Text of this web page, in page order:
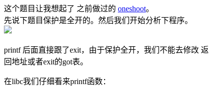
这个题目让我想起了 之前做过的 oneshoot。
先说下题目保护是全开的。然后我们开始分析下程序。
printf 后面直接跟了exit，由于保护全开，我们不能去修改 返
回地址或者exit的got表。
在libc我们仔细看来printf函数：